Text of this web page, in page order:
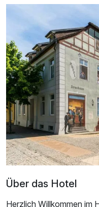
Über das Hotel
Herzlich Willkommen im